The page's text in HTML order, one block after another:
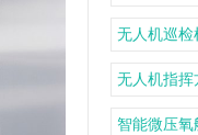
无人机巡检
无人机指挥
智能微压氧